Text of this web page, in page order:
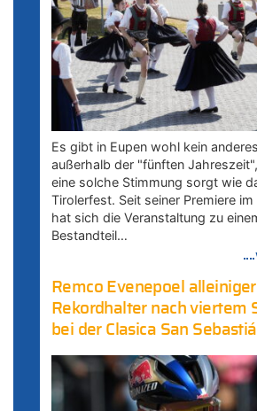
Es gibt in Eupen wohl kein
außerhalb der "fünften
eine solche Stimmung sorgt wie
Tirolerfest. Seit seiner Premiere im
hat sich die Veranstaltung zu
Bestandteil…
Remco Evenepoel alleiniger
Rekordhalter nach viertem
bei der Clasica San